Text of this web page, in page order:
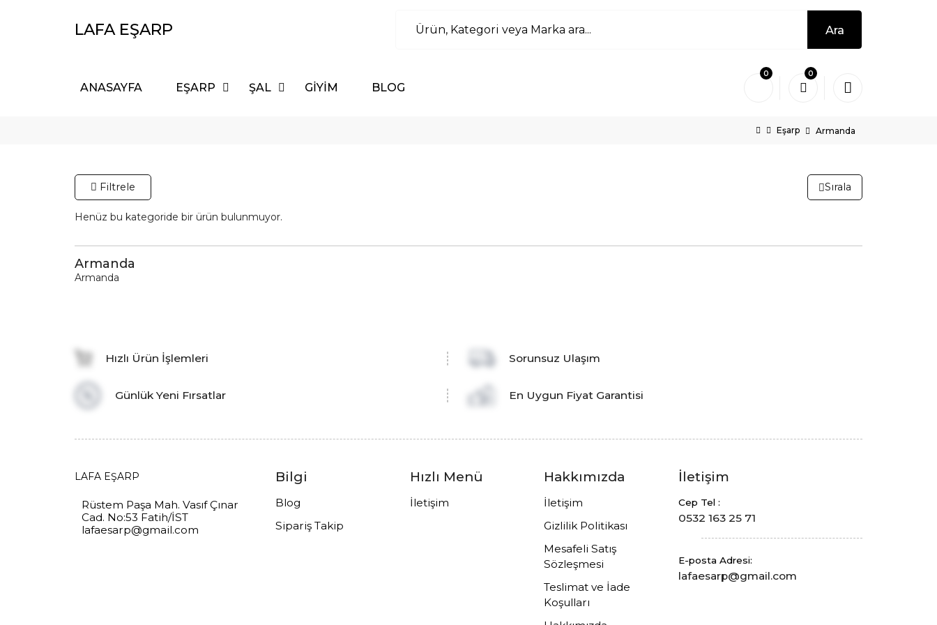
LAFA EŞARP Ara
ANASAYFA EŞARP ŞAL GİYİM BLOG
0 0
Eşarp Armanda
Filtrele Sırala
Henüz bu kategoride bir ürün bulunmuyor.
Armanda
Armanda
Hızlı Ürün İşlemleri Sorunsuz Ulaşım
Günlük Yeni Fırsatlar En Uygun Fiyat Garantisi
LAFA EŞARP
Rüstem Paşa Mah. Vasıf Çınar
Cad. No:53 Fatih/İST
lafaesarp@gmail.com
Bilgi
Blog
Sipariş Takip
Hızlı Menü
İletişim
Hakkımızda
İletişim
Gizlilik Politikası
Mesafeli Satış
Sözleşmesi
Teslimat ve İade
Koşulları
İletişim
Cep Tel :
0532 163 25 71
E-posta Adresi:
lafaesarp@gmail.com